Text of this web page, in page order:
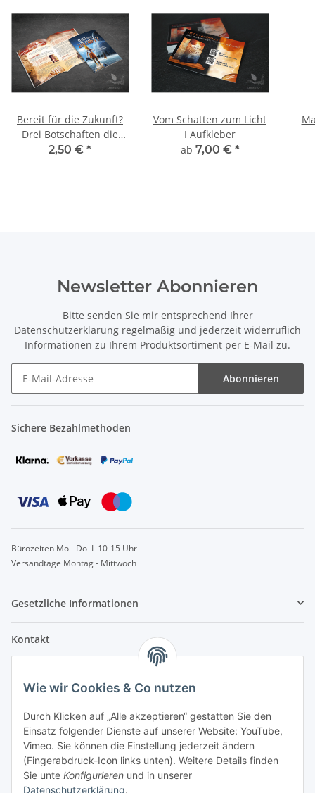
Bereit für die Zukunft?
Drei Botschaften die
dein Leben verändern! -
2,50 € *
Vom Schatten zum Licht
I Aufkleber
ab 7,00 € *
Newsletter Abonnieren
Bitte senden Sie mir entsprechend Ihrer
Datenschutzerklärung regelmäßig und jederzeit widerruflich
Informationen zu Ihrem Produktsortiment per E-Mail zu.
Abonnieren
Sichere Bezahlmethoden
Bürozeiten Mo - Do I 10-15 Uhr
Versandtage Montag - Mittwoch
Gesetzliche Informationen
Kontakt
0171-6477475
Lebensblatt
Inh. Simon Janßen
Dielinger Straße 6
32351 Stemwede
Telegram
Wie wir Cookies & Co nutzen
Durch Klicken auf „Alle akzeptieren“ gestatten Sie den
Einsatz folgender Dienste auf unserer Website: YouTube,
Vimeo. Sie können die Einstellung jederzeit ändern
(Fingerabdruck-Icon links unten). Weitere Details finden
Sie unte Konfigurieren und in unserer
Datenschutzerklärung.